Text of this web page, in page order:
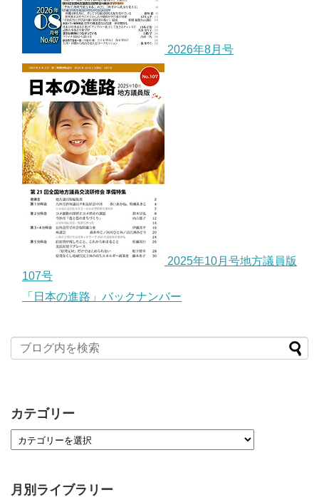
2026年8月号
2025年10月号地方議員版
107号
「日本の進路」バックナンバー
カテゴリー
月別ライブラリー